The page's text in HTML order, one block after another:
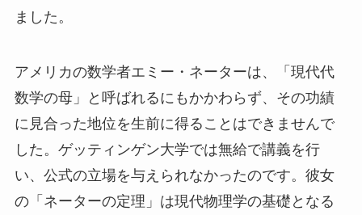
ました。
アメリカの数学者エミー・ネーターは、「現代代
数学の母」と呼ばれるにもかかわらず、その功績
に見合った地位を生前に得ることはできませんで
した。ゲッティンゲン大学では無給で講義を行
い、公式の立場を与えられなかったのです。彼女
の「ネーターの定理」は現代物理学の基礎となる